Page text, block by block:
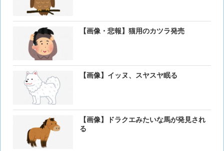
【画像・悲報】猫用のカツラ発売
【画像】イッヌ、スヤスヤ眠る
【画像】ドラクエみたいな馬が発見され
る